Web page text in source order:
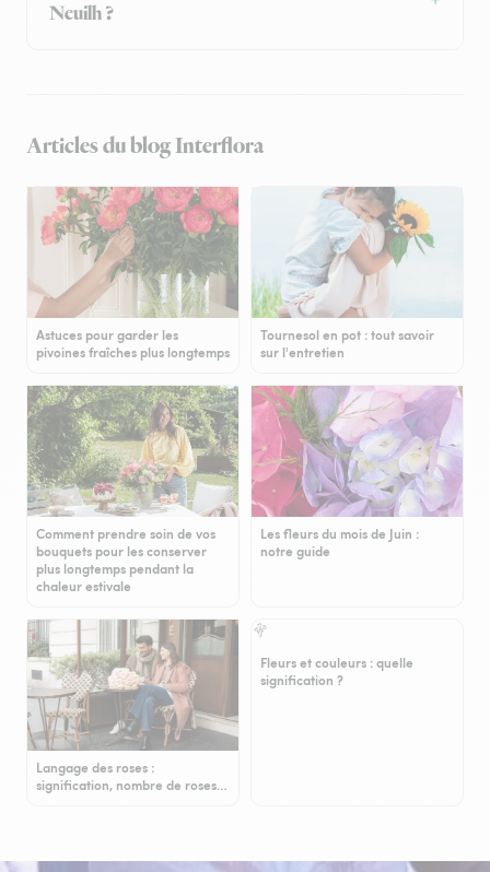
Neuilh ?
Articles du blog Interflora
Astuces pour garder les
pivoines fraîches plus longtemps
Tournesol en pot : tout savoir
sur l'entretien
Comment prendre soin de vos
bouquets pour les conserver
plus longtemps pendant la
chaleur estivale
Les fleurs du mois de Juin :
notre guide
Langage des roses :
signification, nombre de roses…
Fleurs et couleurs : quelle
signification ?